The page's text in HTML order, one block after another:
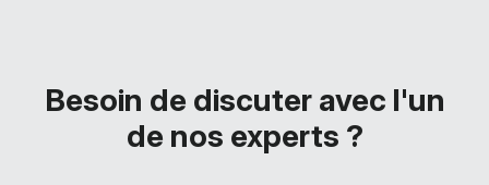
Besoin de discuter avec l'un
de nos experts ?